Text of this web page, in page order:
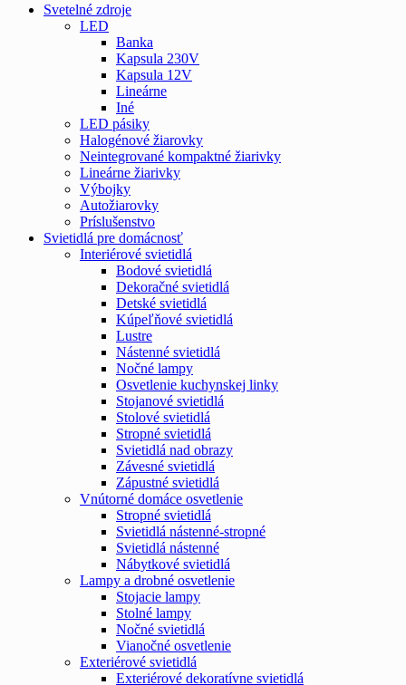
Svetelné zdroje
LED
Banka
Kapsula 230V
Kapsula 12V
Lineárne
Iné
LED pásiky
Halogénové žiarovky
Neintegrované kompaktné žiarivky
Lineárne žiarivky
Výbojky
Autožiarovky
Príslušenstvo
Svietidlá pre domácnosť
Interiérové svietidlá
Bodové svietidlá
Dekoračné svietidlá
Detské svietidlá
Kúpeľňové svietidlá
Lustre
Nástenné svietidlá
Nočné lampy
Osvetlenie kuchynskej linky
Stojanové svietidlá
Stolové svietidlá
Stropné svietidlá
Svietidlá nad obrazy
Závesné svietidlá
Zápustné svietidlá
Vnútorné domáce osvetlenie
Stropné svietidlá
Svietidlá nástenné-stropné
Svietidlá nástenné
Nábytkové svietidlá
Lampy a drobné osvetlenie
Stojacie lampy
Stolné lampy
Nočné svietidlá
Vianočné osvetlenie
Exteriérové svietidlá
Exteriérové dekoratívne svietidlá